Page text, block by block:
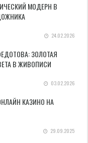
МОДЕРН В
24.02.2026
ЗОЛОТАЯ
В ЖИВОПИСИ
03.02.2026
КАЗИНО НА
29.09.2025